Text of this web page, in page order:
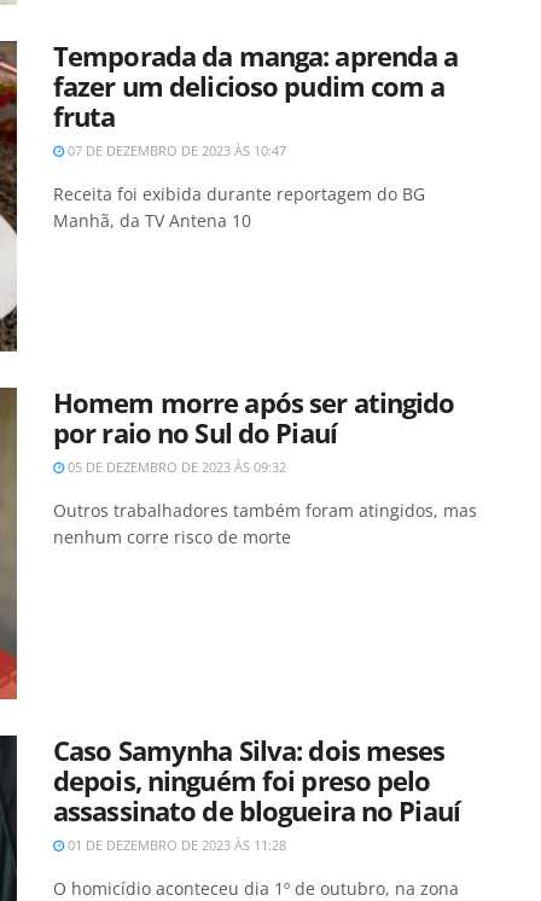
Temporada da manga: aprenda a
fazer um delicioso pudim com a
fruta
07 DE DEZEMBRO DE 2023 ÀS 10:47
Receita foi exibida durante reportagem do BG
Manhã, da TV Antena 10
Homem morre após ser atingido
por raio no Sul do Piauí
05 DE DEZEMBRO DE 2023 ÀS 09:32
Outros trabalhadores também foram atingidos, mas
nenhum corre risco de morte
Caso Samynha Silva: dois meses
depois, ninguém foi preso pelo
assassinato de blogueira no Piauí
01 DE DEZEMBRO DE 2023 ÀS 11:28
O homicídio aconteceu dia 1º de outubro, na zona